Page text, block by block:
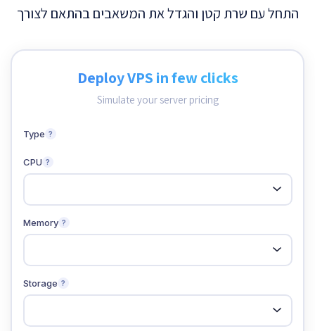
התחל עם שרת קטן והגדל את המשאבים בהתאם לצורך
Deploy VPS in few clicks
Simulate your server pricing
Type ?
CPU ?
Memory ?
Storage ?